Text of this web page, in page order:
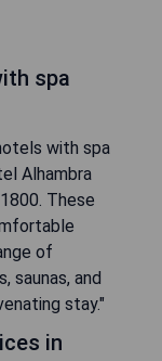
spa
with spa
Alhambra
These
of
saunas, and
stay."
in